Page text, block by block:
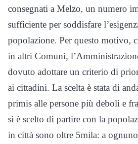
consegnati a Melzo, un numero
sufficiente per soddisfare
popolazione. Per questo motivo,
in altri Comuni,
dovuto adottare un criterio di
ai cittadini. La scelta è stata di
primis alle persone più deboli e
si è scelto di partire con la
in città sono oltre 5mila: a